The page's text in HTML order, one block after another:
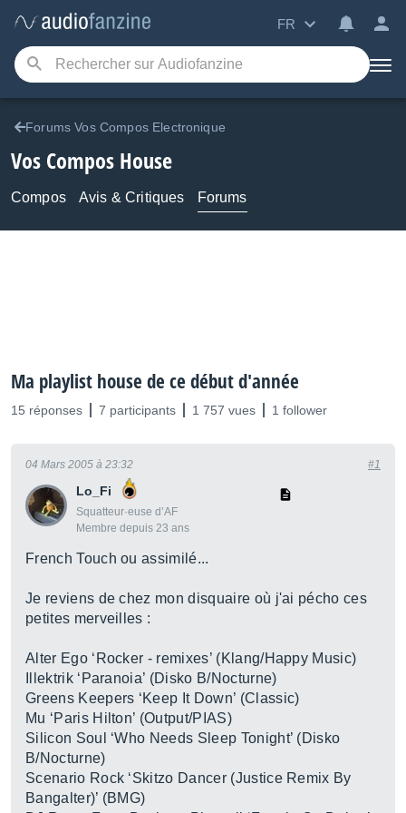
FR
Forums Vos Compos Electronique
Vos Compos House
Compos Avis & Critiques Forums
Ma playlist house de ce début d'année
15 réponses 7 participants 1 757 vues 1 follower
Lo_Fi
Squatteur·euse d’AF
Membre depuis 23 ans
04 Mars 2005 à 23:32 #1
French Touch ou assimilé...
Je reviens de chez mon disquaire où j'ai pécho ces
petites merveilles :
Alter Ego ‘Rocker - remixes’ (Klang/Happy Music)
Illektrik ‘Paranoia’ (Disko B/Nocturne)
Greens Keepers ‘Keep It Down’ (Classic)
Mu ‘Paris Hilton’ (Output/PIAS)
Silicon Soul ‘Who Needs Sleep Tonight’ (Disko
B/Nocturne)
Scenario Rock ‘Skitzo Dancer (Justice Remix By
Bangalter)’ (BMG)